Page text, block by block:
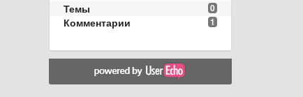
0
Темы
1
Комментарии